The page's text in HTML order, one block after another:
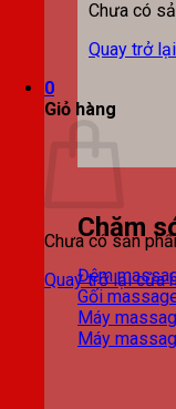
Chưa có
Quay trở
0
Giỏ hàng
Chưa có sản
Quay trở lại cửa
Chăm
Đệm
Gối
Máy
Máy